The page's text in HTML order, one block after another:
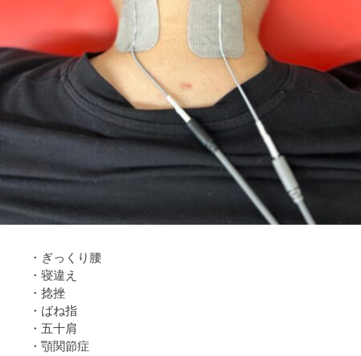
・ぎっくり腰
・寝違え
・捻挫
・ばね指
・五十肩
・顎関節症